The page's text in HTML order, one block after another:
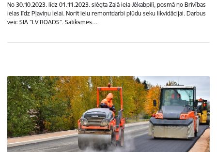
No 30.10.2023. līdz 01.11.2023. slēgta Zaļā iela Jēkabpilī, posmā no Brīvības
ielas līdz Pļaviņu ielai. Norit ielu remontdarbi plūdu seku likvidācijai. Darbus
veic SIA "LV ROADS". Satiksmes…